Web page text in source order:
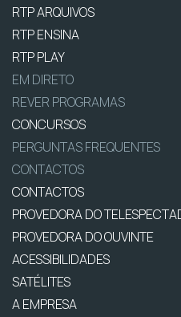
RTP ARQUIVOS
RTP ENSINA
RTP PLAY
EM DIRETO
REVER PROGRAMAS
CONCURSOS
PERGUNTAS FREQUENTES
CONTACTOS
CONTACTOS
PROVEDORA DO
PROVEDORA DO OUVINTE
ACESSIBILIDADES
SATÉLITES
A EMPRESA